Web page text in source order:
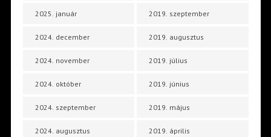
2025. január
2024. december
2024. november
2024. október
2024. szeptember
2024. augusztus
2019. szeptember
2019. augusztus
2019. július
2019. június
2019. május
2019. április